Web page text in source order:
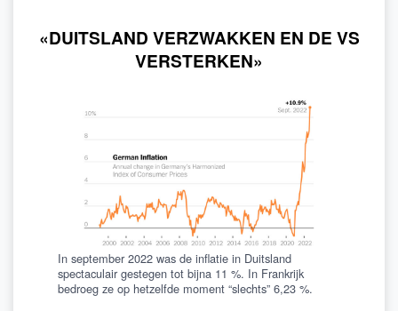
«DUITSLAND VERZWAKKEN EN DE VS
VERSTERKEN»
In september 2022 was de inflatie in Duitsland
spectaculair gestegen tot bijna 11 %. In Frankrijk
bedroeg ze op hetzelfde moment “slechts” 6,23 %.